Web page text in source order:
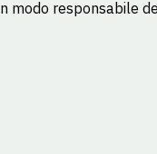
modo responsabile